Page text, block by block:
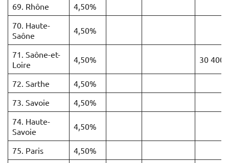
69. Rhône
4,50%
70. Haute-
Saône
4,50%
71. Saône-et-
Loire
4,50% 30 400
72. Sarthe
4,50%
73. Savoie
4,50%
74. Haute-
Savoie
4,50%
75. Paris
4,50%